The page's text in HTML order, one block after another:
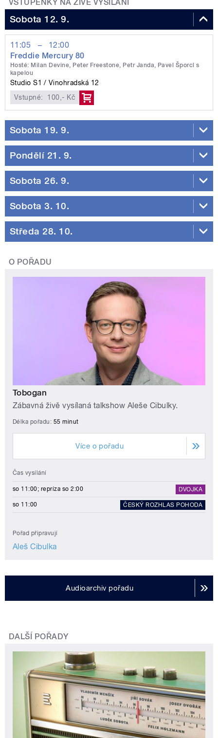
VSTUPENKY NA ŽIVÉ VYSÍLÁNÍ
Sobota 12. 9.
11:05 –
12:00
Freddie Mercury 80
Hosté: Milan Devine, Peter Freestone, Petr Janda, Pavel Šporcl s
kapelou
Studio S1
Vinohradská 12
Vstupné:
100,- Kč
Sobota 19. 9.
Pondělí 21. 9.
Sobota 26. 9.
Sobota 3. 10.
Středa 28. 10.
O POŘADU
Tobogan
Zábavná živě vysílaná talkshow Aleše Cibulky.
Délka pořadu: 55 minut
Více o pořadu
Čas vysílání
so 11:00; repríza so 2:00 DVOJKA
so 11:00 ČESKÝ ROZHLAS POHODA
Pořad připravují
Aleš Cibulka
Audioarchiv pořadu
DALŠÍ POŘADY